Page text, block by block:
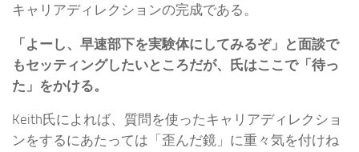
キャリアディレクションの完成である。
「よーし、早速部下を実験体にしてみるぞ」と面談で
もセッティングしたいところだが、氏はここで「待っ
た」をかける。
Keith氏によれば、質問を使ったキャリアディレクショ
ンをするにあたっては「歪んだ鏡」に重々気を付けね